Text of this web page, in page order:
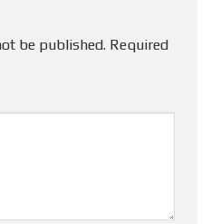
be published. Required